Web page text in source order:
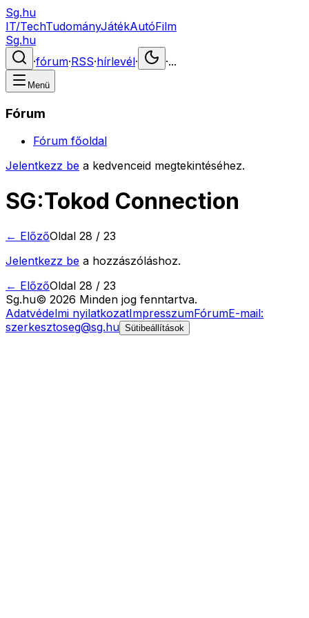
Sg.hu
IT/TechTudományJátékAutóFilm
Sg.hu
·fórum·RSS·hírlevél· ·...
Menü
Fórum
Fórum főoldal
Jelentkezz be a kedvenceid megtekintéséhez.
SG:Tokod Connection
← ElőzőOldal 28 / 23
Jelentkezz be a hozzászóláshoz.
← ElőzőOldal 28 / 23
Sg.hu© 2026 Minden jog fenntartva.
Adatvédelmi nyilatkozatImpresszumFórumE-mail:
szerkesztoseg@sg.hu Sütibeállítások